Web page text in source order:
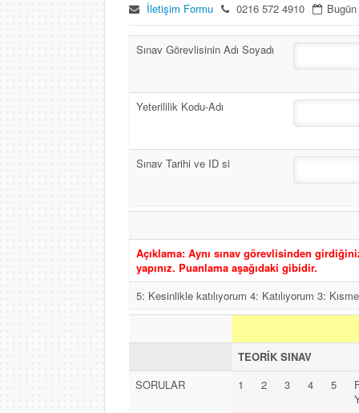
İletişim Formu 0216 572 4910
Sınav Görevlisinin Adı Soyadı
Yeterililik Kodu-Adı
Sınav Tarihi ve ID si
Açıklama: Aynı sınav görevlisinden
yapınız. Puanlama aşağıdaki gibidir.
5: Kesinlikle katılıyorum 4: Katılıyorum 3:
TEORİK SINAV
SORULAR
1 2 3 4 5